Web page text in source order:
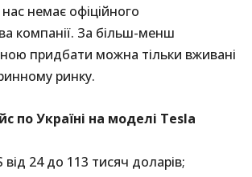
немає офіційного
компанії. За більш-менш
придбати можна тільки вживані
ринку.
по Україні на моделі Tesla
24 до 113 тисяч доларів;